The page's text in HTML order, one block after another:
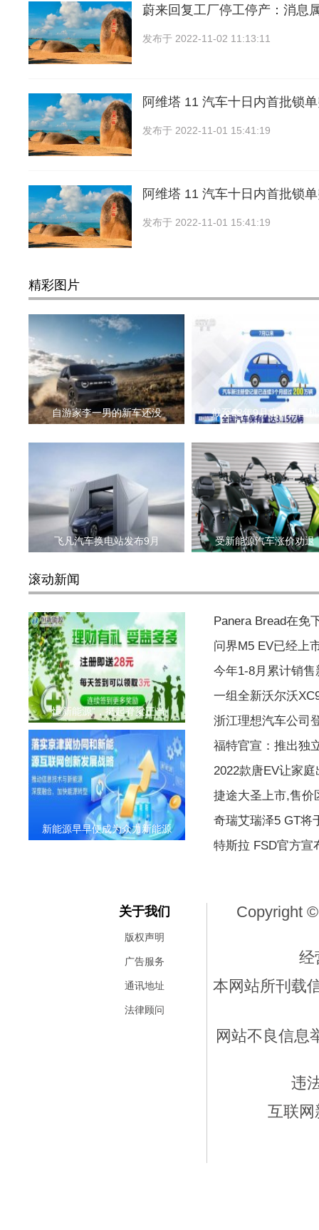
蔚来回复工厂停工停产：消息
发布于 2022-11-02 11:13:11
阿维塔 11 汽车十日内首批锁
发布于 2022-11-01 15:41:19
阿维塔 11 汽车十日内首批锁
发布于 2022-11-01 15:41:19
精彩图片
自游家李一男的新车还没 截至22年9月底，全国
飞凡汽车换电站发布9月 受新能源汽车涨价劝退
滚动新闻
“恒新能源”，挺起脊梁正当
新能源早早便成为众力新能源
Panera Bread在免
问界M5 EV已经上
今年1-8月累计销
一组全新沃尔沃
浙江理想汽车公司
福特官宣：推出独
2022款唐EV让家
捷途大圣上市,售价
奇瑞艾瑞泽5 GT将
特斯拉 FSD官方宣
关于我们
版权声明
广告服务
通讯地址
法律顾问
Copyright
经
本网站所刊载
网站不良信息
违
互联网